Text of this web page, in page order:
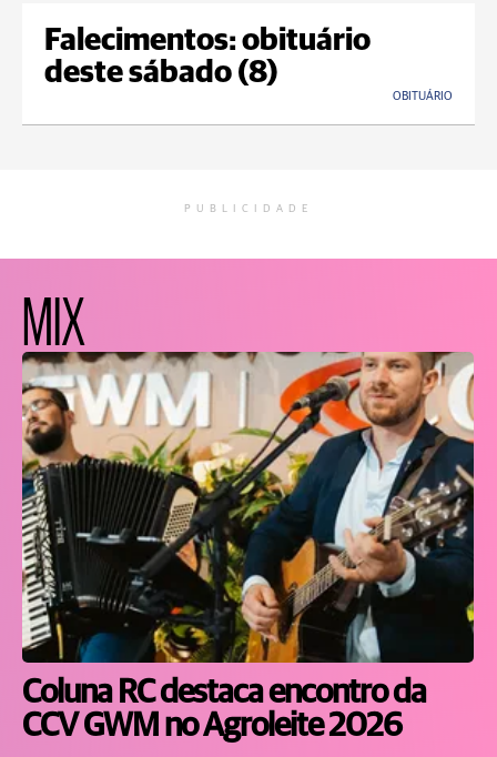
Falecimentos: obituário
deste sábado (8)
OBITUÁRIO
PUBLICIDADE
MIX
Coluna RC destaca encontro da
CCV GWM no Agroleite 2026